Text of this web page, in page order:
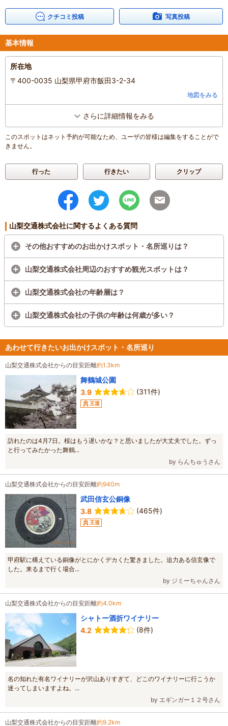
クチコミ投稿 写真投稿
基本情報
所在地
〒400-0035 山梨県甲府市飯田3-2-34
地図をみる
さらに詳細情報をみる
このスポットはネット予約が可能なため、ユーザの皆様は編集をすることがで
きません。
行った 行きたい クリップ
山梨交通株式会社に関するよくある質問
その他おすすめのお出かけスポット・名所巡りは？
山梨交通株式会社周辺のおすすめ観光スポットは？
山梨交通株式会社の年齢層は？
山梨交通株式会社の子供の年齢は何歳が多い？
あわせて行きたいお出かけスポット・名所巡り
山梨交通株式会社からの目安距離約1.3km
舞鶴城公園
3.9
(311件)
王道
訪れたのは4月7日。桜はもう遅いかな？と思いましたが大丈夫でした。ずっ
と行ってみたかった舞鶴...
by らんちゅうさん
山梨交通株式会社からの目安距離約940m
武田信玄公銅像
3.8
(465件)
王道
甲府駅に構えている銅像がとにかくデカくた驚きました。迫力ある信玄像で
した。来るまで行く場合...
by ジミーちゃんさん
山梨交通株式会社からの目安距離約4.0km
シャトー酒折ワイナリー
4.2
(8件)
名の知れた有名ワイナリーが沢山ありすぎて、どこのワイナリーに行こうか
迷ってしまいますよね。...
by エギンガー１２号さん
山梨交通株式会社からの目安距離約9.2km